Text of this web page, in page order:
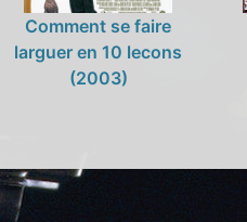
Comment se faire
larguer en 10 lecons
(2003)